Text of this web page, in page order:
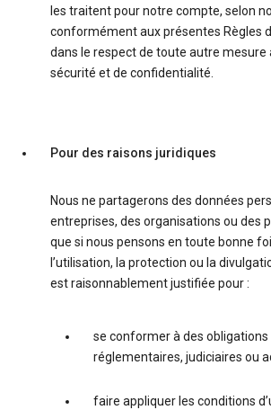
les traitent pour notre compte, selon
conformément aux présentes Règles
dans le respect de toute autre mesure
sécurité et de confidentialité.
Pour des raisons juridiques
Nous ne partagerons des données
entreprises, des organisations ou des
que si nous pensons en toute bonne foi
l’utilisation, la protection ou la
est raisonnablement justifiée pour :
se conformer à des obligations
réglementaires, judiciaires ou
faire appliquer les conditions